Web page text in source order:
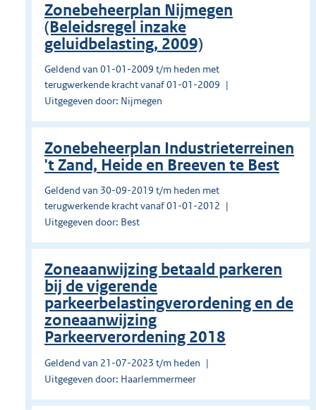
Zonebeheerplan Nijmegen
(Beleidsregel inzake
geluidbelasting, 2009)
Geldend van 01-01-2009 t/m heden met
terugwerkende kracht vanaf 01-01-2009
Uitgegeven door: Nijmegen
Zonebeheerplan Industrieterreinen
't Zand, Heide en Breeven te Best
Geldend van 30-09-2019 t/m heden met
terugwerkende kracht vanaf 01-01-2012
Uitgegeven door: Best
Zoneaanwijzing betaald parkeren
bij de vigerende
parkeerbelastingverordening en de
zoneaanwijzing
Parkeerverordening 2018
Geldend van 21-07-2023 t/m heden
Uitgegeven door: Haarlemmermeer